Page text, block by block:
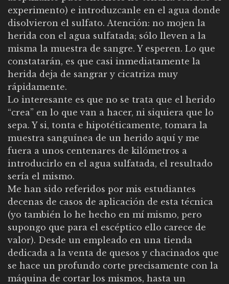
experimento) e introduzcanle en el agua donde
disolvieron el sulfato. Atención: no mojen la
herida con el agua sulfatada; sólo lleven a la
misma la muestra de sangre. Y esperen. Lo que
constatarán, es que casi inmediatamente la
herida deja de sangrar y cicatriza muy
rápidamente.
Lo interesante es que no se trata que el herido
“crea” en lo que van a hacer, ni siquiera que lo
sepa. Y si, tonta e hipotéticamente, tomara la
muestra sanguínea de un herido aquí y me
fuera a unos centenares de kilómetros a
introducirlo en el agua sulfatada, el resultado
sería el mismo.
Me han sido referidos por mis estudiantes
decenas de casos de aplicación de esta técnica
(yo también lo he hecho en mí mismo, pero
supongo que para el escéptico ello carece de
valor). Desde un empleado en una tienda
dedicada a la venta de quesos y chacinados que
se hace un profundo corte precisamente con la
máquina de cortar los mismos, hasta un